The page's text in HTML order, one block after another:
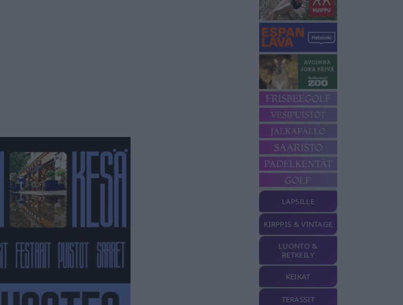
LAPSILLE
KIRPPIS & VINTAGE
LUONTO &
RETKEILY
KEIKAT
TERASSIT